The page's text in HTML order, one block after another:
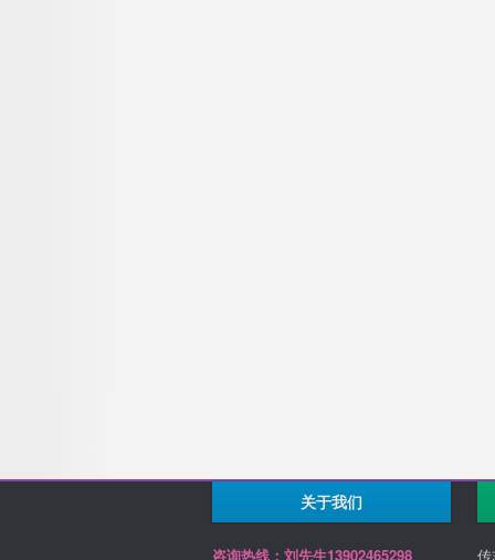
关于我们
咨询热线：刘先生13902465298